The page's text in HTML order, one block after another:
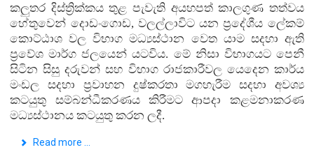
කලුතර දිස්ත්‍රික්කය තුළ පැවැති අයහපත් කාලගුණ තත්වය
හේතුවෙන් දොඩංගොඩ, වලල්ලාවිට යන ප්‍රදේශීය ලේකම්
කොට්ඨාශ වල විභාග මධ්‍යස්ථාන වෙත යාම සදහා ඇති
ප්‍රවේශ මාර්ග ජලයෙන් යටවිය. මේ නිසා විභාගයට පෙනී
සිටින සිසු දරුවන් සහ විභාග රාජකාරීවල යෙදෙන කාර්ය
මංඩල සදහා ප්‍රවාහන දුෂ්කරතා මගහැරීම සදහා අවශ්‍ය
කටයුතු සම්බන්ධීකරණය කිරීමට ආපදා කළමනාකරණ
මධ්‍යස්ථානය කටයුතු කරන ලදී.
Read more ...